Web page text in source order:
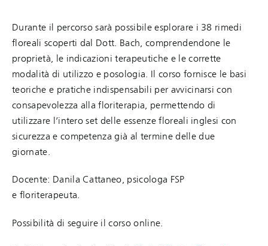
Durante il percorso sarà possibile esplorare i 38 rimedi
floreali scoperti dal Dott. Bach, comprendendone le
proprietà, le indicazioni terapeutiche e le corrette
modalità di utilizzo e posologia. Il corso fornisce le basi
teoriche e pratiche indispensabili per avvicinarsi con
consapevolezza alla floriterapia, permettendo di
utilizzare l’intero set delle essenze floreali inglesi con
sicurezza e competenza già al termine delle due
giornate.
Docente: Danila Cattaneo, psicologa FSP
e floriterapeuta.
Possibilità di seguire il corso online.